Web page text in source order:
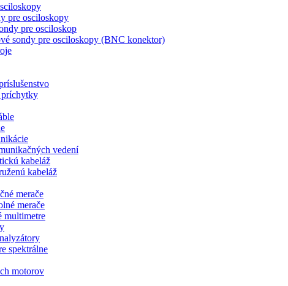
pre osciloskopy
pre osciloskop
sondy pre osciloskopy (BNC konektor)
vedení
kabeláž
kabeláž
merače
merače
multimetre
spektrálne
motorov